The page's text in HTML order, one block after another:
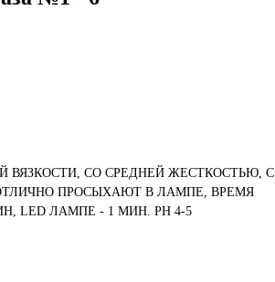
ВЯЗКОСТИ, СО СРЕДНЕЙ ЖЕСТКОСТЬЮ, С
ПРОСЫХАЮТ В ЛАМПЕ, ВРЕМЯ
LED ЛАМПЕ - 1 МИН. PH 4-5